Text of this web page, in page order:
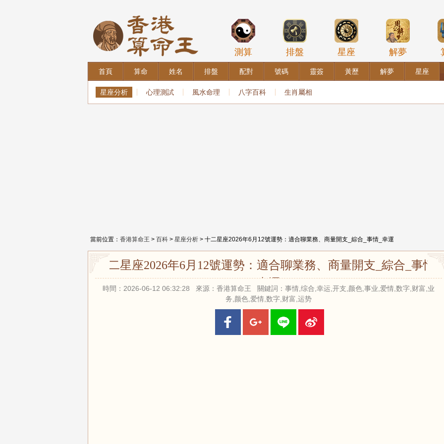
測算 排盤 星座 解夢
首頁 算命 姓名 排盤 配對 號碼 靈簽 黃歷 解夢 星座
星座分析 心理測試 風水命理 八字百科 生肖屬相
當前位置： 香港算命王 > 百科 > 星座分析 > 十二星座2026年6月12號運勢：適合聊業務、商量開支_綜合_事情_幸運
十二星座2026年6月12號運勢：適合聊業務、商量開支_綜合_事情_
幸運
時間：2026-06-12 06:32:28 來源：香港算命王 關鍵詞：事情,综合,幸运,开支,颜色,事业,爱情,数字,财富,业
务,颜色,爱情,数字,财富,运势